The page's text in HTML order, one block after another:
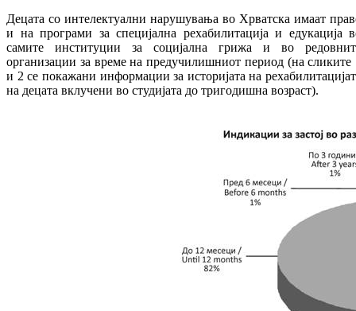
Децата со интелектуални нарушувања во Хрватска имаат
и на програми за специјална рехабилитација и едукација
самите институции за социјална грижа и во
организации за време на предучилишниот период (на сликите
и 2 се покажани информации за историјата на
на децата вклучени во студијата до тригодишна возраст).